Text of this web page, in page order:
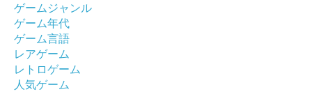
ゲームジャンル
ゲーム年代
ゲーム言語
レアゲーム
レトロゲーム
人気ゲーム